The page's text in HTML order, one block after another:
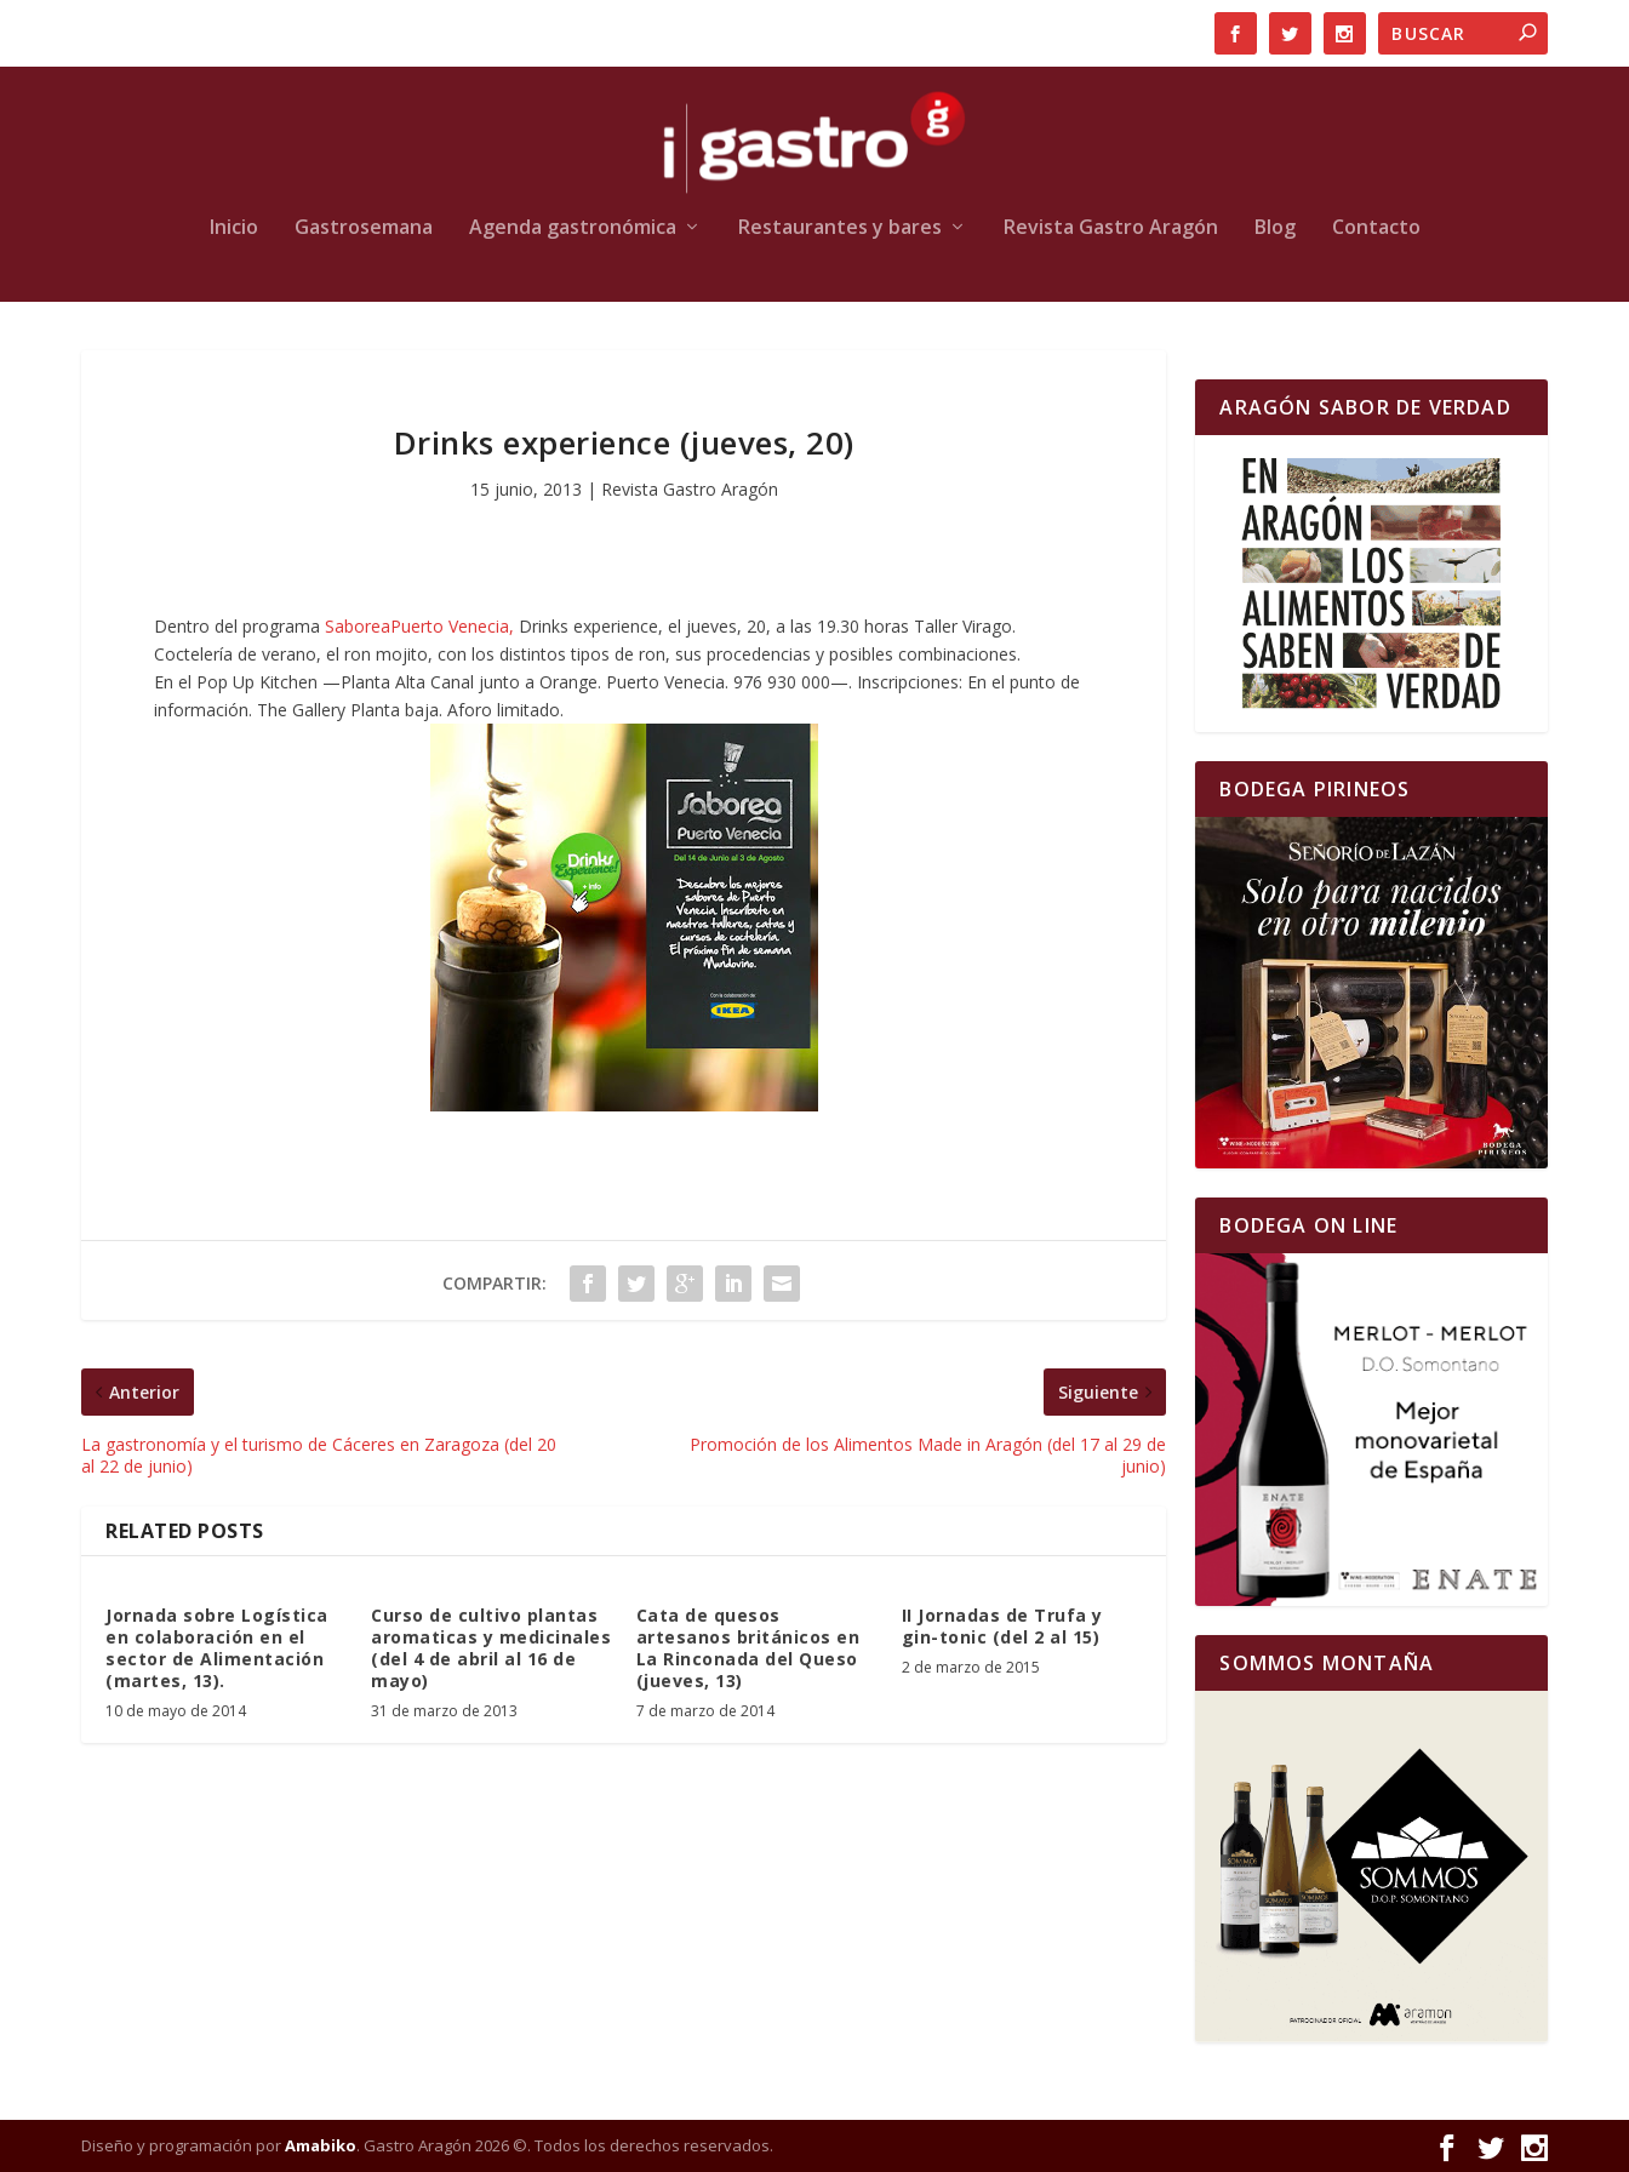
Inicio Gastrosemana Agenda gastronómica Restaurantes y bares Revista Gastro Aragón Blog Contacto
Drinks experience (jueves, 20)
15 junio, 2013 | Revista Gastro Aragón
Dentro del programaSaboreaPuerto Venecia, Drinks experience, el jueves, 20, a las 19.30 horas Taller Virago.
Coctelería de verano, el ron mojito, con los distintos tipos de ron, sus procedencias y posibles combinaciones.
En el Pop Up Kitchen —Planta Alta Canal junto a Orange. Puerto Venecia. 976 930 000—. Inscripciones: En el punto de
información. The Gallery Planta baja. Aforo limitado.
COMPARTIR:
Anterior
La gastronomía y el turismo de Cáceres en Zaragoza (del 20
al 22 de junio)
Siguiente
Promoción de los Alimentos Made in Aragón (del 17 al 29 de
junio)
RELATED POSTS
Jornada sobre Logística
en colaboración en el
sector de Alimentación
(martes, 13).
10 de mayo de 2014
Curso de cultivo plantas
aromaticas y medicinales
(del 4 de abril al 16 de
mayo)
31 de marzo de 2013
Cata de quesos
artesanos británicos en
La Rinconada del Queso
(jueves, 13)
7 de marzo de 2014
II Jornadas de Trufa y
gin-tonic (del 2 al 15)
2 de marzo de 2015
ARAGÓN SABOR DE VERDAD
BODEGA PIRINEOS
BODEGA ON LINE
SOMMOS MONTAÑA
Diseño y programación porAmabiko. Gastro Aragón 2026 ©. Todos los derechos reservados.